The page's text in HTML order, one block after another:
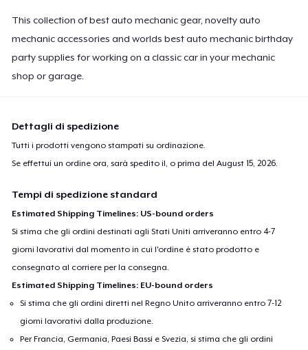
This collection of best auto mechanic gear, novelty auto
mechanic accessories and worlds best auto mechanic birthday
party supplies for working on a classic car in your mechanic
shop or garage.
Dettagli di spedizione
Tutti i prodotti vengono stampati su ordinazione.
Se effettui un ordine ora, sarà spedito il, o prima delAugust 15, 2026.
Tempi di spedizione standard
Estimated Shipping Timelines: US-bound orders
Si stima che gli ordini destinati agli Stati Uniti arriveranno entro 4-7
giorni lavorativi dal momento in cui l'ordine è stato prodotto e
consegnato al corriere per la consegna.
Estimated Shipping Timelines: EU-bound orders
Si stima che gli ordini diretti nel Regno Unito arriveranno entro 7-12
giorni lavorativi dalla produzione.
Per Francia, Germania, Paesi Bassi e Svezia, si stima che gli ordini